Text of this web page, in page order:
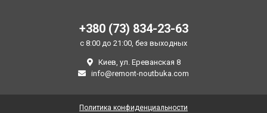
+380 (73) 834-23-63
с 8:00 до 21:00, без выходных
Киев, ул. Ереванская 8
info@remont-noutbuka.com
Политика конфиденциальности